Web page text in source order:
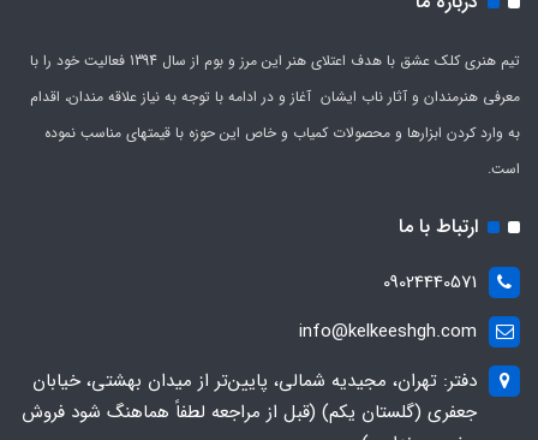
تیم هنری کلک عشق با هدف اعتلای هنر این مرز و بوم از سال 1394 فعالیت خود را با
معرفی هنرمندان و آثار ناب ایشان آغاز و در ادامه با توجه به نیاز علاقه مندان، اقدام
به وارد کردن ابزارها و محصولات کمیاب و خاص این حوزه با قیمتهای مناسب نموده
است.
ارتباط با ما
09024440571
info@kelkeeshgh.com
دفتر: تهران، مجیدیه شمالی، پایین‌تر از میدان بهشتی، خیابان
جعفری (گلستان یکم) (قبل از مراجعه لطفاً هماهنگ شود فروش